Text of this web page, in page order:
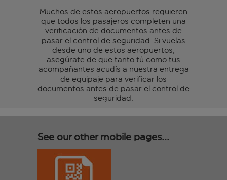
Muchos de estos aeropuertos requieren
que todos los pasajeros completen una
verificación de documentos antes de
pasar el control de seguridad. Si vuelas
desde uno de estos aeropuertos,
asegúrate de que tanto tú como tus
acompañantes acudís a nuestra entrega
de equipaje para verificar los
documentos antes de pasar el control de
seguridad.
See our other mobile pages...